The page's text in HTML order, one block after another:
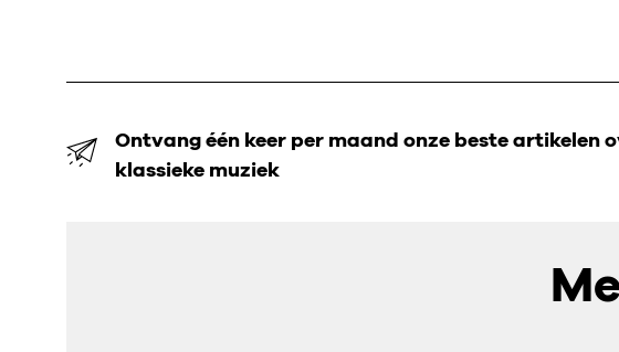
Ontvang één keer per maand onze beste artikelen
klassieke muziek